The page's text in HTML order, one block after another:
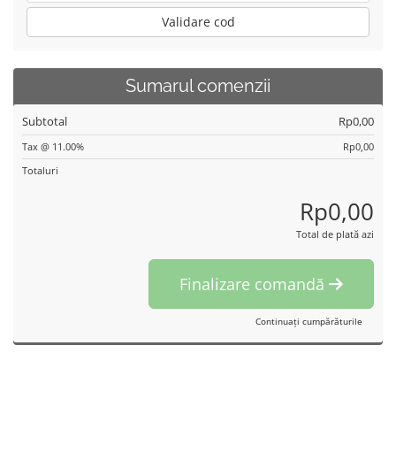
Validare cod
Sumarul comenzii
Subtotal Rp0,00
Tax @ 11.00%
Rp0,00
Totaluri
Rp0,00
Total de plată azi
Finalizare comandă
Continuați cumpărăturile